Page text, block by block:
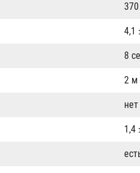
4,1
8
2 м
нет
1,4